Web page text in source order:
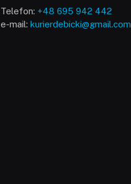
Telefon: +48 695 942 442
e-mail: kurierdebicki@gmail.com